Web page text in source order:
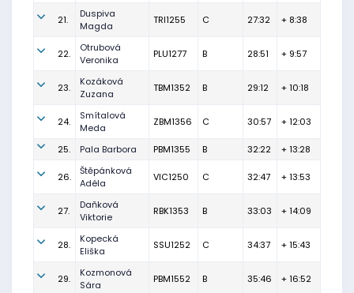
21.
Duspiva
Magda
TRI1255 C 27:32 + 8:38
22.
Otrubová
Veronika
PLU1277 B 28:51 + 9:57
23.
Kozáková
Zuzana
TBM1352 B 29:12 + 10:18
24.
Smítalová
Meda
ZBM1356 C 30:57 + 12:03
25. Pala Barbora PBM1355 B 32:22 + 13:28
26.
Štěpánková
Adéla
VIC1250 C 32:47 + 13:53
27.
Daňková
Viktorie
RBK1353 B 33:03 + 14:09
28.
Kopecká
Eliška
SSU1252 C 34:37 + 15:43
29.
Kozmonová
Sára
PBM1552 B 35:46 + 16:52